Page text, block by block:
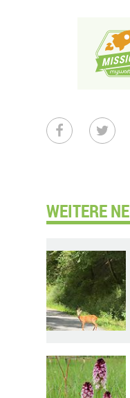
WEITERE